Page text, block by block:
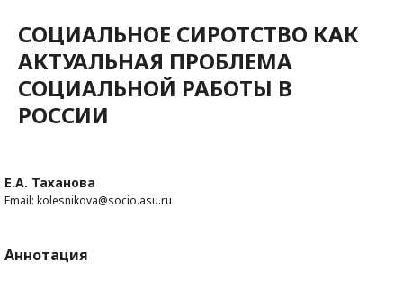
СОЦИАЛЬНОЕ СИРОТСТВО КАК
АКТУАЛЬНАЯ ПРОБЛЕМА
СОЦИАЛЬНОЙ РАБОТЫ В
РОССИИ
Е.А. Таханова
Email: kolesnikova@socio.asu.ru
Аннотация